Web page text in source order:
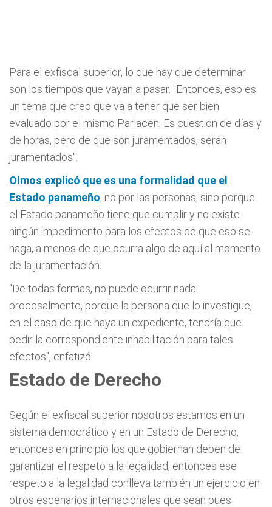
Para el exfiscal superior, lo que hay que determinar
son los tiempos que vayan a pasar. "Entonces, eso es
un tema que creo que va a tener que ser bien
evaluado por el mismo Parlacen. Es cuestión de días y
de horas, pero de que son juramentados, serán
juramentados".
Olmos explicó que es una formalidad que el
Estado panameño, no por las personas, sino porque
el Estado panameño tiene que cumplir y no existe
ningún impedimento para los efectos de que eso se
haga, a menos de que ocurra algo de aquí al momento
de la juramentación.
"De todas formas, no puede ocurrir nada
procesalmente, porque la persona que lo investigue,
en el caso de que haya un expediente, tendría que
pedir la correspondiente inhabilitación para tales
efectos", enfatizó.
Estado de Derecho
Según el exfiscal superior nosotros estamos en un
sistema democrático y en un Estado de Derecho,
entonces en principio los que gobiernan deben de
garantizar el respeto a la legalidad, entonces ese
respeto a la legalidad conlleva también un ejercicio en
otros escenarios internacionales que sean pues